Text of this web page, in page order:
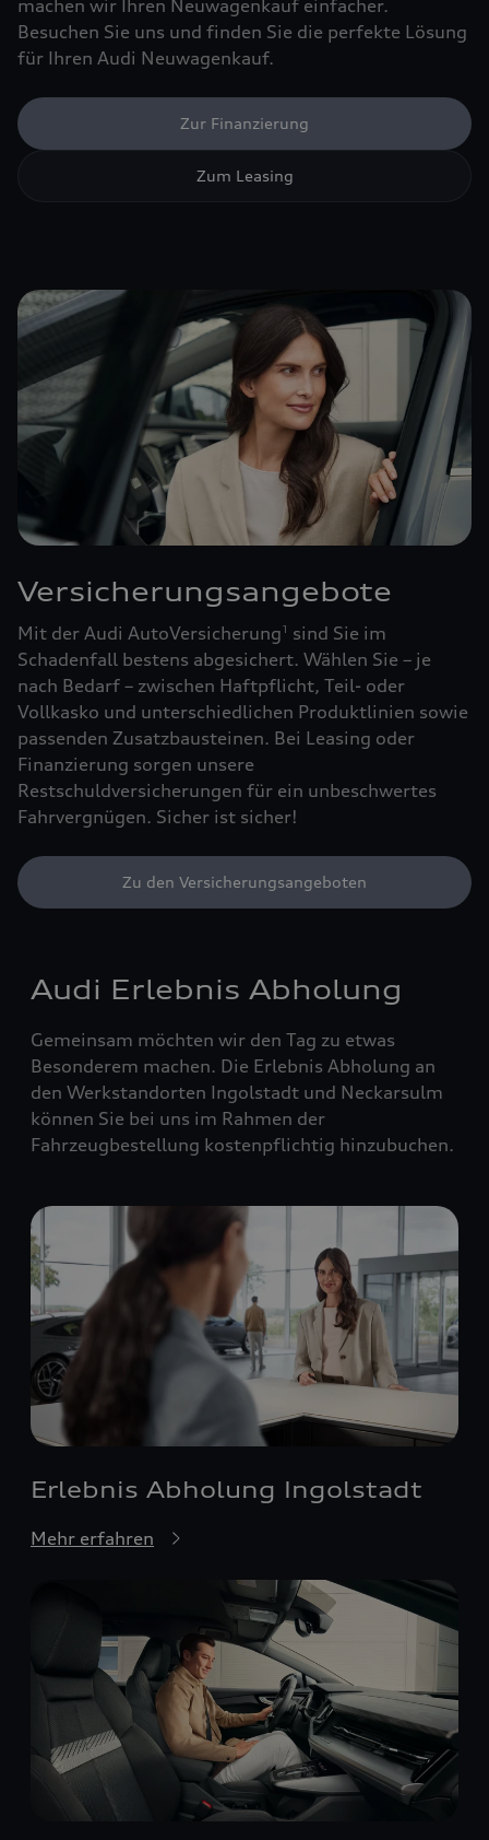
machen wir Ihren Neuwagenkauf einfacher.
Besuchen Sie uns und finden Sie die perfekte Lösung
für Ihren Audi Neuwagenkauf.
Zur Finanzierung
Zum Leasing
Versicherungsangebote
Mit der Audi AutoVersicherung1
sind Sie im
Schadenfall bestens abgesichert. Wählen Sie – je
nach Bedarf – zwischen Haftpflicht, Teil- oder
Vollkasko und unterschiedlichen Produktlinien sowie
passenden Zusatzbausteinen. Bei Leasing oder
Finanzierung sorgen unsere
Restschuldversicherungen für ein unbeschwertes
Fahrvergnügen. Sicher ist sicher!
Zu den Versicherungsangeboten
Audi Erlebnis Abholung
Gemeinsam möchten wir den Tag zu etwas
Besonderem machen. Die Erlebnis Abholung an
den Werkstandorten Ingolstadt und Neckarsulm
können Sie bei uns im Rahmen der
Fahrzeugbestellung kostenpflichtig hinzubuchen.
Erlebnis Abholung Ingolstadt
Mehr erfahren